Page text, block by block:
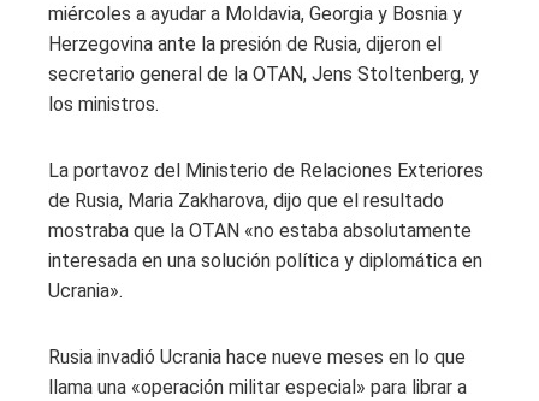
miércoles a ayudar a Moldavia, Georgia y Bosnia y
Herzegovina ante la presión de Rusia, dijeron el
secretario general de la OTAN, Jens Stoltenberg, y
los ministros.
La portavoz del Ministerio de Relaciones Exteriores
de Rusia, Maria Zakharova, dijo que el resultado
mostraba que la OTAN «no estaba absolutamente
interesada en una solución política y diplomática en
Ucrania».
Rusia invadió Ucrania hace nueve meses en lo que
llama una «operación militar especial» para librar a